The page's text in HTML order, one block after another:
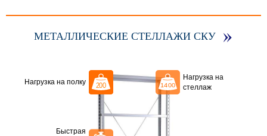
МЕТАЛЛИЧЕСКИЕ СТЕЛЛАЖИ СКУ
Нагрузка на полку
Нагрузка на
стеллаж
Быстрая